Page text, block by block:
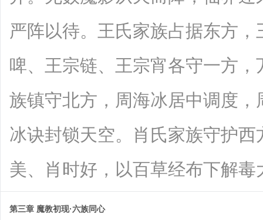
严阵以待。王氏家族占据东方
啤、王宗链、王宗宵各守一方
族镇守北方，周海冰居中调度
冰诀封锁天空。肖氏家族守护
美、肖时好，以百草经布下解
第三章 魔教初现·六族同心